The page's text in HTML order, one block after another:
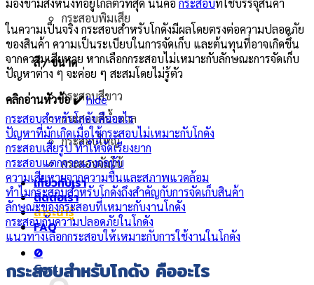
กระสอบพิมเสีย
สี / ขนาด
กระสอบสีขาว
กระสอบสีน้ำตาล
กระสอบใหญ่
กระสอบจัมโบ้
เกี่ยวกับเรา
ติดต่อเรา
สาระน่ารู้
FAQ
0
Cart
มองข้ามสิ่งหนึ่งที่อยู่ใกล้ตัวที่สุด นั่นคือ กระสอบที่ใช้บรรจุสินค้า
ในความเป็นจริง กระสอบสำหรับโกดังมีผลโดยตรงต่อความปลอดภัย
ของสินค้า ความเป็นระเบียบในการจัดเก็บ และต้นทุนที่อาจเกิดขึ้น
จากความเสียหาย หากเลือกกระสอบไม่เหมาะกับลักษณะการจัดเก็บ
ปัญหาต่าง ๆ จะค่อย ๆ สะสมโดยไม่รู้ตัว
คลิกอ่านหัวข้อ ✔️hide
กระสอบสำหรับโกดัง คืออะไร
ปัญหาที่มักเกิดเมื่อใช้กระสอบไม่เหมาะกับโกดัง
กระสอบเสียรูป ทำให้จัดเรียงยาก
กระสอบแตกจากแรงกดทับ
ความเสียหายจากความชื้นและสภาพแวดล้อม
ทำไมกระสอบสำหรับโกดังถึงสำคัญกับการจัดเก็บสินค้า
ลักษณะของกระสอบที่เหมาะกับงานโกดัง
กระสอบกับความปลอดภัยในโกดัง
แนวทางเลือกกระสอบให้เหมาะกับการใช้งานในโกดัง
กระสอบสำหรับโกดัง คืออะไร